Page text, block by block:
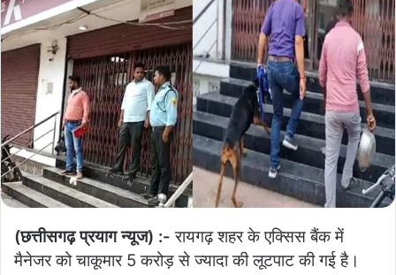
(छत्तीसगढ़ प्रयाग न्यूज) :- रायगढ़ शहर के एक्सिस बैंक में
मैनेजर को चाकूमार 5 करोड़ से ज्यादा की लूटपाट की गई है।